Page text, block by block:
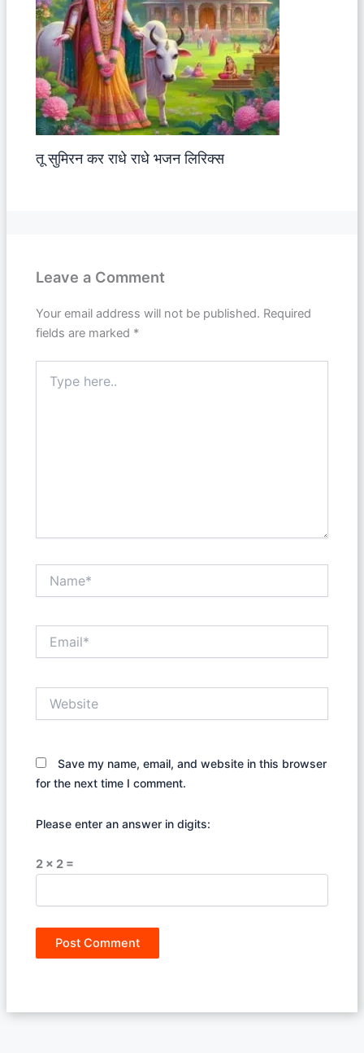
तू सुमिरन कर राधे राधे भजन लिरिक्स
Leave a Comment
Your email address will not be published. Required
fields are marked *
here..
Save my name, email, and website in this browser
for the next time I comment.
Please enter an answer in digits:
2 × 2 =